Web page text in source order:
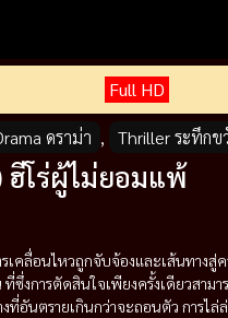
Full HD
ดราม่า , Thriller ระทึก
ฮีโร่ผู้ไม่ยอมแพ้
เคลื่อนไหวถูกจับจ้องและเส้นทางสู่
งการตัดสินใจเพียงครั้งเดียวสาม
ที่อันตรายเกินกว่าจะถอนตัว การไ